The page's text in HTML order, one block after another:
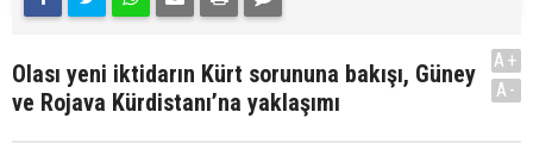
Olası yeni iktidarın Kürt sorununa bakışı, Güney
ve Rojava Kürdistanı’na yaklaşımı
A+
A-